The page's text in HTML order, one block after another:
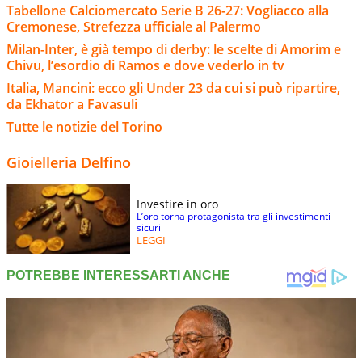
Tabellone Calciomercato Serie B 26-27: Vogliacco alla
Cremonese, Strefezza ufficiale al Palermo
Milan-Inter, è già tempo di derby: le scelte di Amorim e
Chivu, l’esordio di Ramos e dove vederlo in tv
Italia, Mancini: ecco gli Under 23 da cui si può ripartire,
da Ekhator a Favasuli
Tutte le notizie del Torino
Gioielleria Delfino
Investire in oro
L’oro torna protagonista tra gli investimenti
sicuri
LEGGI